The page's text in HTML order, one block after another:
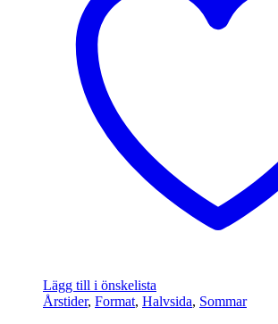
Lägg till i önskelista
Årstider, Format, Halvsida, Sommar